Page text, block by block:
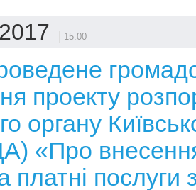
15:00
проекту
органу
«Про
платні послуги